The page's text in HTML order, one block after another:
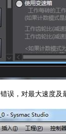
误，对最大速度